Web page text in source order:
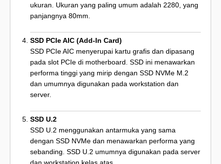
ukuran. Ukuran yang paling umum adalah 2280, yang
panjangnya 80mm.
SSD PCIe AIC (Add-In Card)
SSD PCIe AIC menyerupai kartu grafis dan dipasang
pada slot PCIe di motherboard. SSD ini menawarkan
performa tinggi yang mirip dengan SSD NVMe M.2
dan umumnya digunakan pada workstation dan
server.
SSD U.2
SSD U.2 menggunakan antarmuka yang sama
dengan SSD NVMe dan menawarkan performa yang
sebanding. SSD U.2 umumnya digunakan pada server
dan workstation kelas atas.